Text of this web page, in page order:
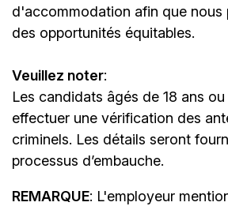
d'accommodation afin que nous
des opportunités équitables.
Veuillez noter:
Les candidats âgés de 18 ans
effectuer une vérification des
criminels. Les détails seront
processus d’embauche.
REMARQUE: L'employeur